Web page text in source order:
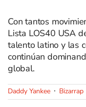
Con tantos
Lista LOS40 USA
talento latino y las
continúan
global.
Daddy Yankee Bizarrap